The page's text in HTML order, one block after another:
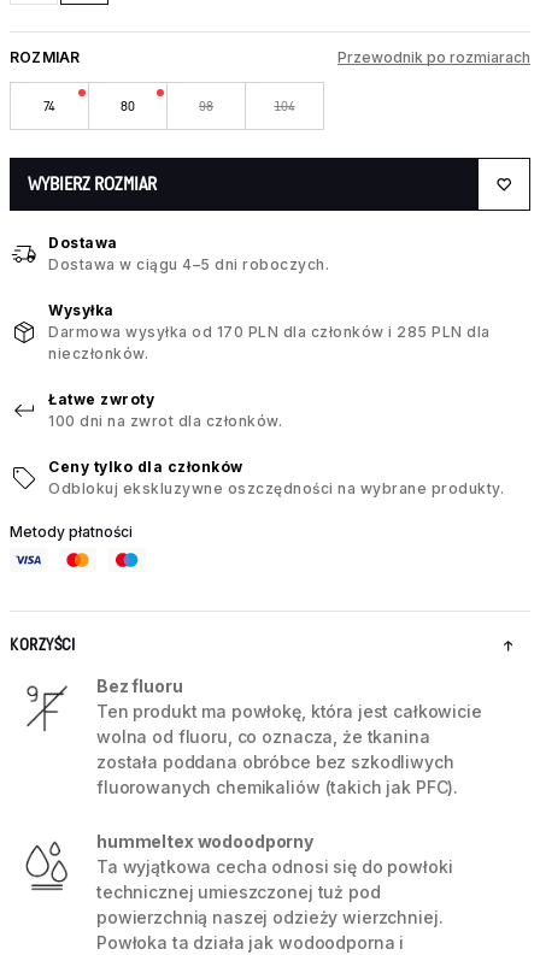
ROZMIAR Przewodnik po rozmiarach
74 80 98 104
WYBIERZ ROZMIAR
Dostawa
Dostawa w ciągu 4–5 dni roboczych.
Wysyłka
Darmowa wysyłka od 170 PLN dla członków i 285 PLN dla
nieczłonków.
Łatwe zwroty
100 dni na zwrot dla członków.
Ceny tylko dla członków
Odblokuj ekskluzywne oszczędności na wybrane produkty.
Metody płatności
KORZYŚCI
Bez fluoru
Ten produkt ma powłokę, która jest całkowicie
wolna od fluoru, co oznacza, że tkanina
została poddana obróbce bez szkodliwych
fluorowanych chemikaliów (takich jak PFC).
hummeltex wodoodporny
Ta wyjątkowa cecha odnosi się do powłoki
technicznej umieszczonej tuż pod
powierzchnią naszej odzieży wierzchniej.
Powłoka ta działa jak wodoodporna i